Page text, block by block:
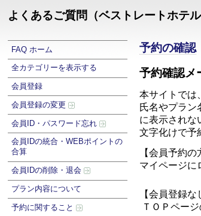
よくあるご質問（ベストレートホテル
FAQ ホーム
全カテゴリーを表示する
会員登録
会員登録の変更
会員ID・パスワード忘れ
会員IDの統合・WEBポイントの
合算
会員IDの削除・退会
プラン内容について
予約に関すること
予約の確認
予約確認メ
本サイトでは
氏名やプラン
に表示されな
文字化けで予
【会員予約の
マイページに
【会員登録な
ＴＯＰペー